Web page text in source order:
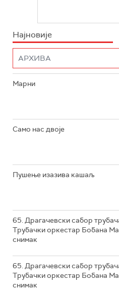
Најновије
Марни
Само нас двоје
Пушење изазива кашаљ
65. Драгачевски сабор
Трубачки оркестар Бобана
снимак
65. Драгачевски сабор
Трубачки оркестар Бобана
снимак